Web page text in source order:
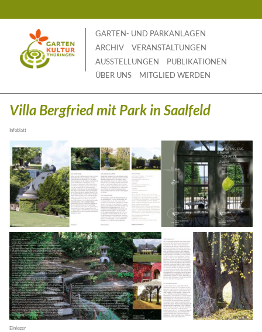
GARTEN- UND PARKANLAGEN
ARCHIV
VERANSTALTUNGEN
AUSSTELLUNGEN
PUBLIKATIONEN
ÜBER UNS
MITGLIED WERDEN
Villa Bergfried mit Park in Saalfeld
Infoblatt
Einleger